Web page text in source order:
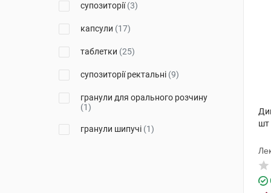
(1)
Фармасьютікал Продактс С.А.
(1)
супозиторії(3)
капсули (17)
таблетки (25)
супозиторії ректальні (9)
гранули для орального розчину
(1)
гранули шипучі (1)
шт